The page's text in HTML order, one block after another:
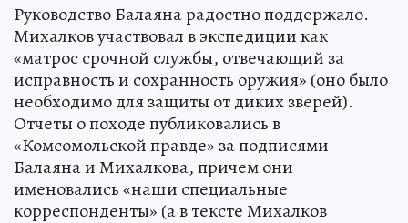
Руководство Балаяна радостно поддержало.
Михалков участвовал в экспедиции как
«матрос срочной службы, отвечающий за
исправность и сохранность оружия» (оно было
необходимо для защиты от диких зверей).
Отчеты о походе публиковались в
«Комсомольской правде» за подписями
Балаяна и Михалкова, причем они
именовались «наши специальные
корреспонденты» (а в тексте Михалков